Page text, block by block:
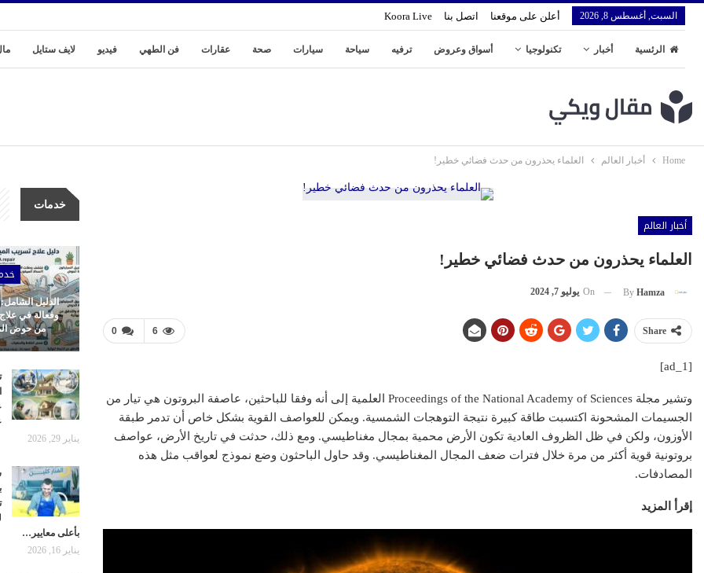
السبت, أغسطس 8, 2026 أعلن على موقعنا اتصل بنا Koora Live
الرئسية أخبار تكنولوجيا أسواق وعروض ترفيه سياحة سيارات صحة عقارات فن الطهي فيديو لايف ستايل
Home أخبار العالم العلماء يحذرون من حدث فضائي خطير!
أخبار العالم
العلماء يحذرون من حدث فضائي خطير!
By Hamza
On يوليو 7, 2024
0 6 Share
[ad_1]
وتشير مجلة Proceedings of the National Academy of Sciences العلمية إلى أنه وفقا للباحثين، عاصفة البروتون هي تيار من
الجسيمات المشحونة اكتسبت طاقة كبيرة نتيجة التوهجات الشمسية. ويمكن للعواصف القوية بشكل خاص أن تدمر طبقة
الأوزون، ولكن في ظل الظروف العادية تكون الأرض محمية بمجال مغناطيسي. ومع ذلك، حدثت في تاريخ الأرض، عواصف
بروتونية قوية أكثر من مرة خلال فترات ضعف المجال المغناطيسي. وقد حاول الباحثون وضع نموذج لعواقب مثل هذه
المصادفات.
إقرأ المزيد
خدمات
الدليل
وفعالة في
من حوض
يناير 29, 2026
بأعلى معايير…
يناير 16, 2026